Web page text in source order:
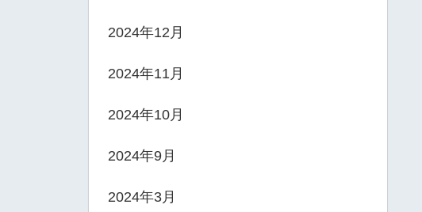
2024年12月
2024年11月
2024年10月
2024年9月
2024年3月